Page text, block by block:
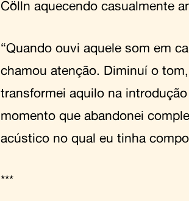
Cölln aquecendo casualmente
“Quando ouvi aquele som em
chamou atenção. Diminuí o
transformei aquilo na
momento que abandonei
acústico no qual eu tinha
***